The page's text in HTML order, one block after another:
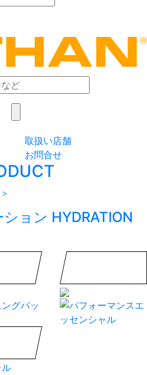
取扱い店舗
お問合せ
ョン HYDRATION